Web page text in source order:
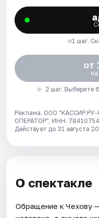
1 шаг.
от
2 шаг. Выберите
Реклама. ООО
ОПЕРАТОР", ИНН:
Действует до 31 августа
О спектакле
Обращение к Чехову